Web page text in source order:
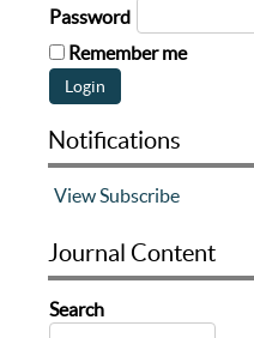
Password
Remember me
Notifications
ViewSubscribe
Journal Content
Search